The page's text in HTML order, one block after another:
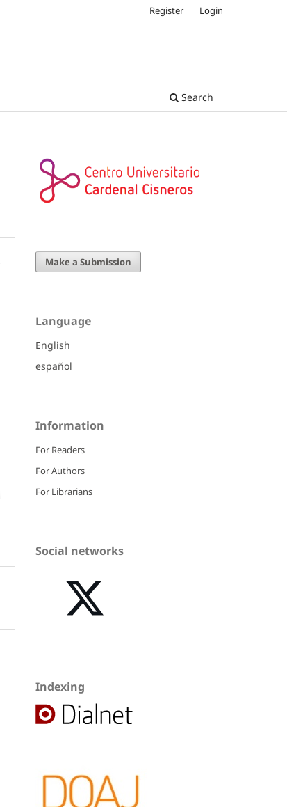
Search
Register Login
Make a Submission
Language
English
español
Information
For Readers
For Authors
For Librarians
Social networks
Indexing